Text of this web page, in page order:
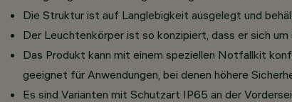
Die Struktur ist auf Langlebigkeit ausgelegt und
Der Leuchtenkörper ist so konzipiert, dass er sich
Das Produkt kann mit einem speziellen Notfallkit
geeignet für Anwendungen, bei denen höhere
Es sind Varianten mit Schutzart IP65 an der